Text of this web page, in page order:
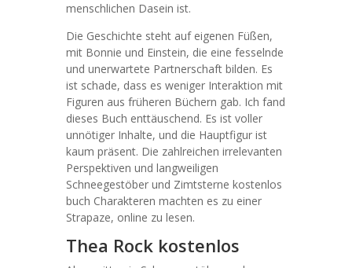
menschlichen Dasein ist.
Die Geschichte steht auf eigenen Füßen,
mit Bonnie und Einstein, die eine fesselnde
und unerwartete Partnerschaft bilden. Es
ist schade, dass es weniger Interaktion mit
Figuren aus früheren Büchern gab. Ich fand
dieses Buch enttäuschend. Es ist voller
unnötiger Inhalte, und die Hauptfigur ist
kaum präsent. Die zahlreichen irrelevanten
Perspektiven und langweiligen
Schneegestöber und Zimtsterne kostenlos
buch Charakteren machten es zu einer
Strapaze, online zu lesen.
Thea Rock kostenlos